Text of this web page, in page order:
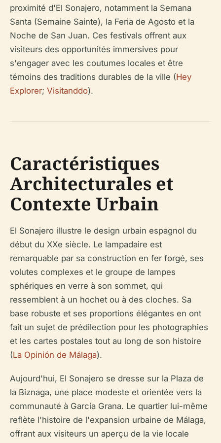
proximité d'El Sonajero, notamment la Semana
Santa (Semaine Sainte), la Feria de Agosto et la
Noche de San Juan. Ces festivals offrent aux
visiteurs des opportunités immersives pour
s'engager avec les coutumes locales et être
témoins des traditions durables de la ville (Hey
Explorer; Visitanddo).
Caractéristiques
Architecturales et
Contexte Urbain
El Sonajero illustre le design urbain espagnol du
début du XXe siècle. Le lampadaire est
remarquable par sa construction en fer forgé, ses
volutes complexes et le groupe de lampes
sphériques en verre à son sommet, qui
ressemblent à un hochet ou à des cloches. Sa
base robuste et ses proportions élégantes en ont
fait un sujet de prédilection pour les photographies
et les cartes postales tout au long de son histoire
(La Opinión de Málaga).
Aujourd'hui, El Sonajero se dresse sur la Plaza de
la Biznaga, une place modeste et orientée vers la
communauté à García Grana. Le quartier lui-même
reflète l'histoire de l'expansion urbaine de Málaga,
offrant aux visiteurs un aperçu de la vie locale